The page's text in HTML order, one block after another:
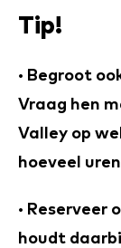
Tip!
· Begroot
Vraag hen
Valley op
hoeveel
· Reserveer
houdt